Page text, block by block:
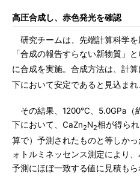
高圧合成し、赤色発光を確認
研究チームは、先端計算科学
「合成の報告すらない新物質」
に合成を実施。合成方法は、計
下において安定であると見込まれ
その結果、1200℃、5.0GPa（
下において、CaZn2N2相が得ら
算で）予測されたものと等しか
ォトルミネッセンス測定により
予測にほぼ一致する値に見積も